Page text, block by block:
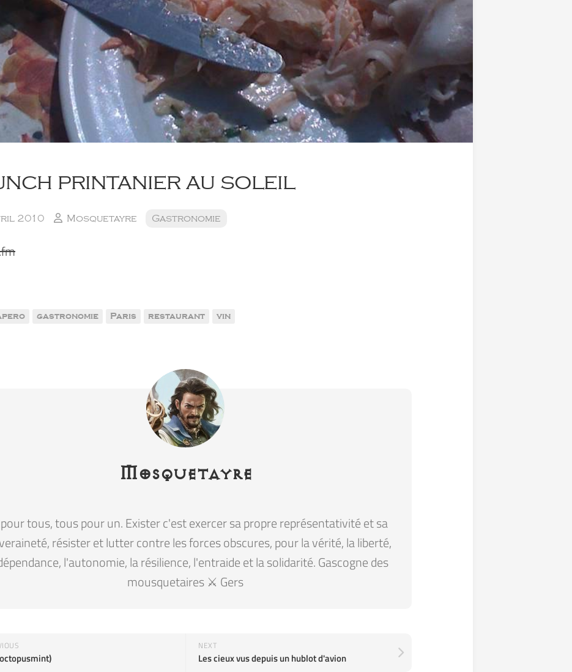
printanier au soleil
2010 Mosquetayre Gastronomie
gastronomie Paris restaurant vin
Mosquetayre
tous, tous pour un. Exister c'est exercer sa propre représentativité et sa
résister et lutter contre les forces obscures, pour la vérité, la liberté,
l'autonomie, la résilience, l'entraide et la solidarité. Gascogne des
mousquetaires ⚔️ Gers
NEXT
Les cieux vus depuis un hublot d'avion